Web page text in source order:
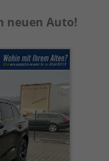
neuen Auto!